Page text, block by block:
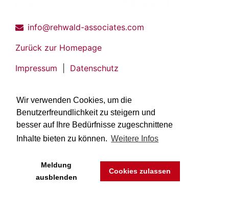
Wir verwenden Cookies, um die
Benutzerfreundlichkeit zu steigern und
besser auf Ihre Bedürfnisse zugeschnittene
Inhalte bieten zu können. Weitere Infos
Meldung
ausblenden
Cookies zulassen
info@rehwald-associates.com
Zurück zur Homepage
Impressum
Datenschutz